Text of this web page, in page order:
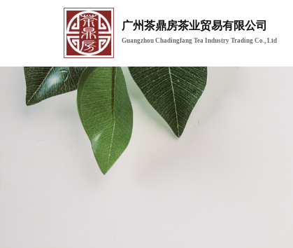
广州茶鼎房茶业贸易有限公司
Guangzhou Chadingfang Tea Industry Trading Co., Ltd